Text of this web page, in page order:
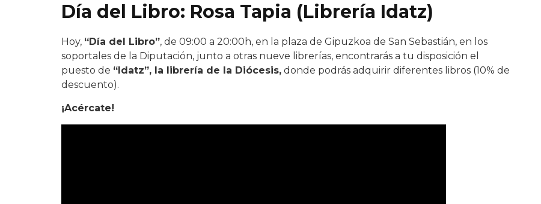
Día del Libro: Rosa Tapia (Librería Idatz)
Hoy, “Día del Libro”, de 09:00 a 20:00h, en la plaza de Gipuzkoa de San Sebastián, en los
soportales de la Diputación, junto a otras nueve librerías, encontrarás a tu disposición el
puesto de “Idatz”, la librería de la Diócesis, donde podrás adquirir diferentes libros (10% de
descuento).
¡Acércate!